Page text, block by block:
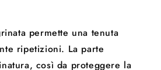
permette una tenuta
ripetizioni. La parte
così da proteggere la